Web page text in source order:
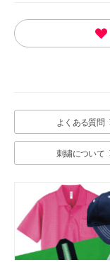
よくある質問
刺繍について